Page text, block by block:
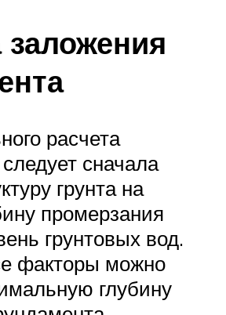
заложения
расчета
сначала
грунта на
промерзания
грунтовых вод.
факторы можно
глубину